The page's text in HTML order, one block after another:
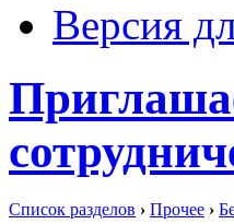
Версия
Список разделов › Прочее ›